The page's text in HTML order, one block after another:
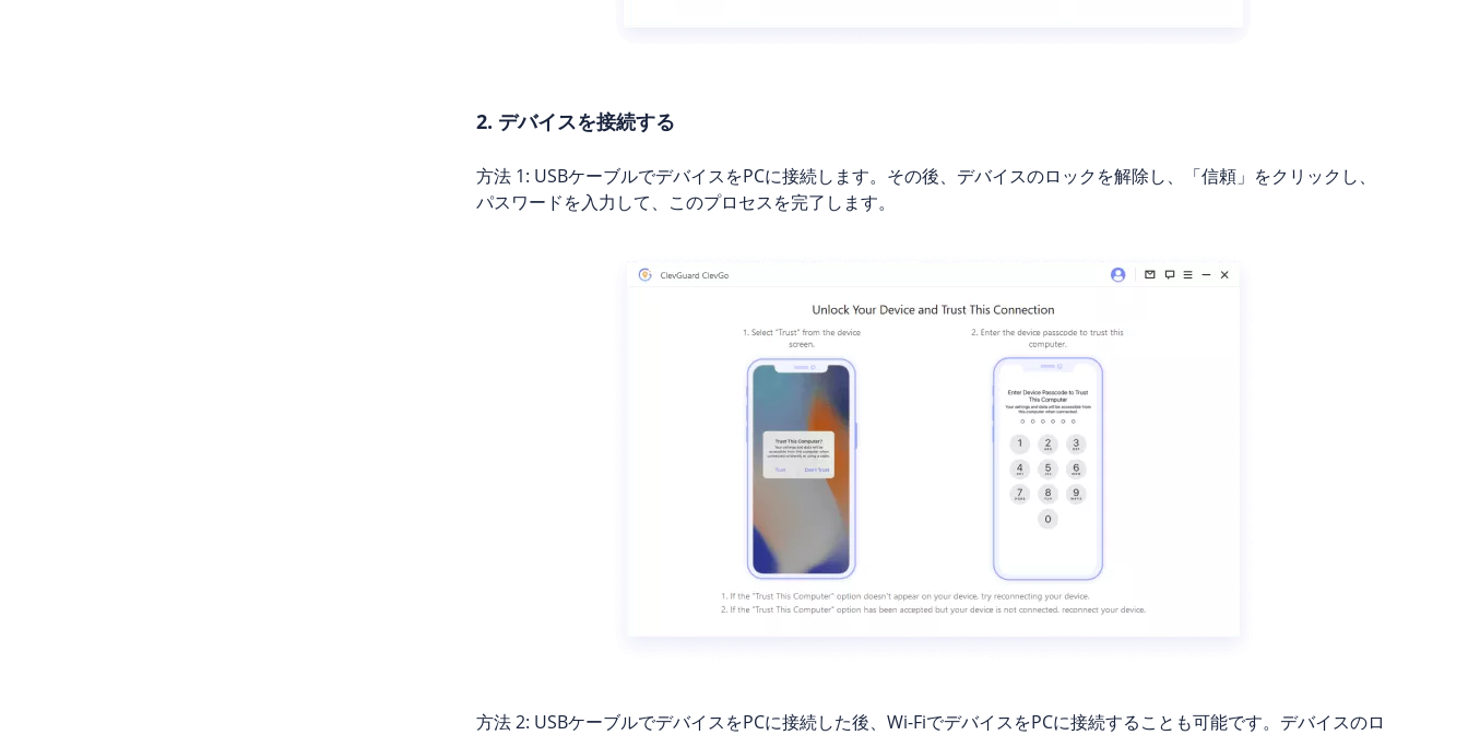
2. デバイスを接続する
方法 1: USBケーブルでデバイスをPCに接続します。その後、デバイスのロックを解除し、「信頼」をクリックし、
パスワードを入力して、このプロセスを完了します。
方法 2: USBケーブルでデバイスをPCに接続した後、Wi-FiでデバイスをPCに接続することも可能です。デバイスのロ